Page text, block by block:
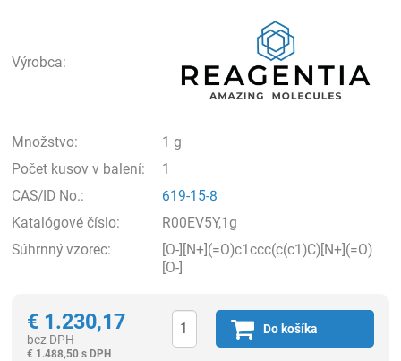
Výrobca:
Množstvo:
1 g
Počet kusov v balení:
1
CAS/ID No.:
619-15-8
Katalógové číslo:
R00EV5Y,1g
Súhrnný vzorec:
[O-][N+](=O)c1ccc(c(c1)C)[N+](=O)
[O-]
€ 1.230,17
bez DPH
€ 1.488,50 s DPH
Do košíka